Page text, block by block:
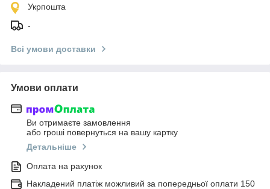
Укрпошта
-
Всі умови доставки
Умови оплати
Ви отримаєте замовлення
або гроші повернуться на вашу картку
Детальніше
Оплата на рахунок
Накладений платіж можливий за попередньої оплати 150